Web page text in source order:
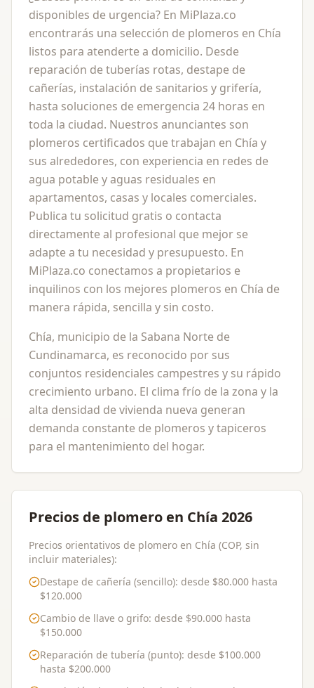
disponibles de urgencia? En MiPlaza.co
encontrarás una selección de plomeros en Chía
listos para atenderte a domicilio. Desde
reparación de tuberías rotas, destape de
cañerías, instalación de sanitarios y grifería,
hasta soluciones de emergencia 24 horas en
toda la ciudad. Nuestros anunciantes son
plomeros certificados que trabajan en Chía y
sus alrededores, con experiencia en redes de
agua potable y aguas residuales en
apartamentos, casas y locales comerciales.
Publica tu solicitud gratis o contacta
directamente al profesional que mejor se
adapte a tu necesidad y presupuesto. En
MiPlaza.co conectamos a propietarios e
inquilinos con los mejores plomeros en Chía de
manera rápida, sencilla y sin costo.
Chía, municipio de la Sabana Norte de
Cundinamarca, es reconocido por sus
conjuntos residenciales campestres y su rápido
crecimiento urbano. El clima frío de la zona y la
alta densidad de vivienda nueva generan
demanda constante de plomeros y tapiceros
para el mantenimiento del hogar.
Precios de plomero en Chía 2026
Precios orientativos de plomero en Chía (COP, sin
incluir materiales):
Destape de cañería (sencillo): desde $80.000 hasta
$120.000
Cambio de llave o grifo: desde $90.000 hasta
$150.000
Reparación de tubería (punto): desde $100.000
hasta $200.000